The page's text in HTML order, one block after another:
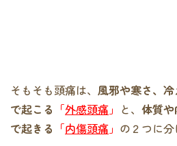
そもそも頭痛は、 風邪や寒さ、
で起こる 「外感頭痛 」 と、 体質
で起きる 「内傷頭痛 」 の２つに分